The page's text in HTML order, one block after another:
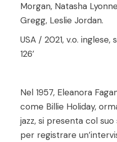
Morgan, Natasha
Gregg, Leslie Jordan.
USA / 2021,v.o. inglese,
126’
Nel 1957, Eleanora
come Billie Holiday,
jazz, si presenta col
per registrare